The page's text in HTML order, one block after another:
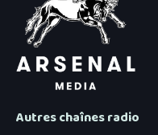
Autres chaînes radio